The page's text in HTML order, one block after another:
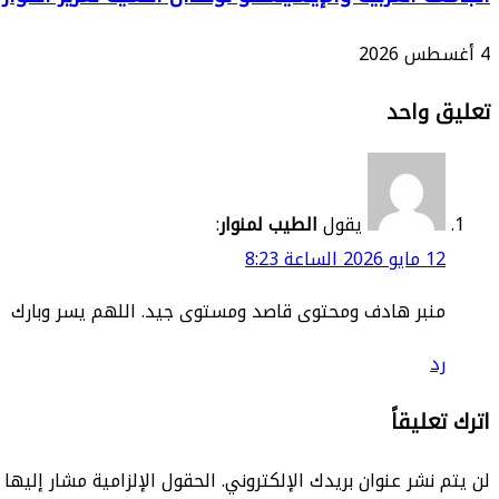
4 أغسطس 2026
تعليق واحد
يقولالطيب لمنوار:
12 مايو 2026 الساعة 8:23
منبر هادف ومحتوى قاصد ومستوى جيد. اللهم يسر وبارك
رد
اترك تعليقاً
لن يتم نشر عنوان بريدك الإلكتروني.الحقول الإلزامية مشار